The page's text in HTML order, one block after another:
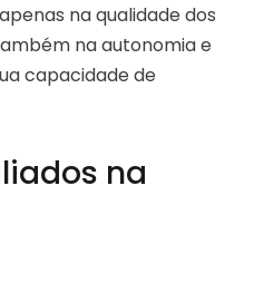
na qualidade dos
na autonomia e
capacidade de
na